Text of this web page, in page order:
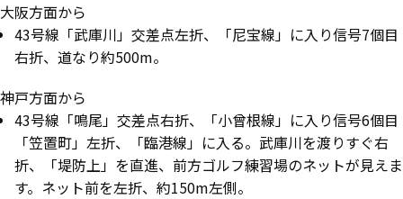
大阪方面から
43号線「武庫川」交差点左折、「尼宝線」に入り信号7個目
右折、道なり約500m。
神戸方面から
43号線「鳴尾」交差点右折、「小曾根線」に入り信号6個目
「笠置町」左折、「臨港線」に入る。武庫川を渡りすぐ右
折、「堤防上」を直進、前方ゴルフ練習場のネットが見えま
す。ネット前を左折、約150m左側。